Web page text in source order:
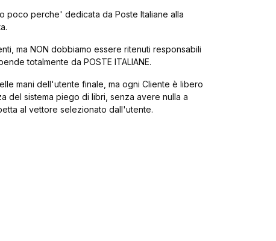
poco perche' dedicata da Poste Italiane alla
ma NON dobbiamo essere ritenuti responsabili
totalmente da POSTE ITALIANE.
mani dell'utente finale, ma ogni Cliente è libero
del sistema piego di libri, senza avere nulla a
al vettore selezionato dall'utente.